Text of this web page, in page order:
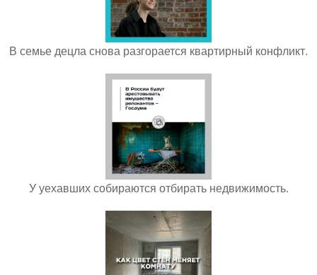
В семье децла снова разгорается квартирный конфликт.
У уехавших собираются отбирать недвижимость.